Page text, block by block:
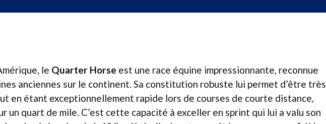
le Quarter Horse est une race équine impressionnante, reconnue
anciennes sur le continent. Sa constitution robuste lui permet d’être très
en étant exceptionnellement rapide lors de courses de courte distance,
un quart de mile. C’est cette capacité à exceller en sprint qui lui a valu son